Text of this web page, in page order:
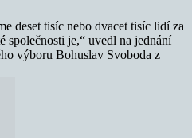
deset tisíc nebo dvacet tisíc lidí za
společnosti je,“ uvedl na jednání
výboru Bohuslav Svoboda z